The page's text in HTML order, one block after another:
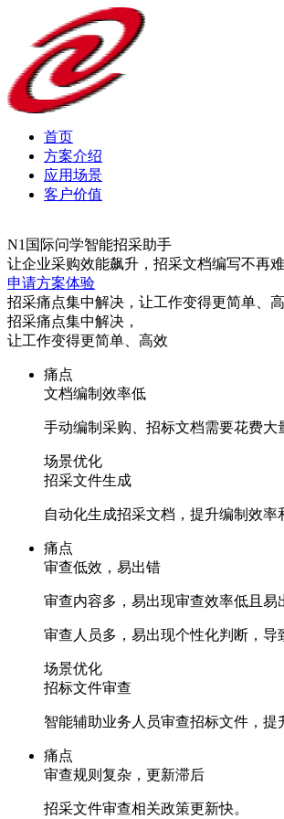
首页
方案介绍
应用场景
客户价值
N1国际问学智能招采助手
让企业采购效能飙升，招采文档编写不再难
申请方案体验
招采痛点集中解决，让工作变得更简单、
招采痛点集中解决，
让工作变得更简单、高效
痛点
文档编制效率低
手动编制采购、招标文档需要花费大
场景优化
招采文件生成
自动化生成招采文档，提升编制效率
痛点
审查低效，易出错
审查内容多，易出现审查效率低且易
审查人员多，易出现个性化判断，
场景优化
招标文件审查
智能辅助业务人员审查招标文件，提
痛点
审查规则复杂，更新滞后
招采文件审查相关政策更新快。